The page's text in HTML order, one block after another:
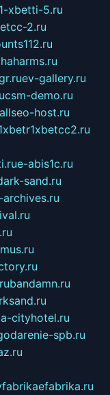
xbetti-5.ru
2.ru
ev-gallery.ru
csm-demo.ru
allseo-host.ru
e-abis1c.ru
sand.ru
archives.ru
bandamn.ru
cityhotel.ru
spb.ru